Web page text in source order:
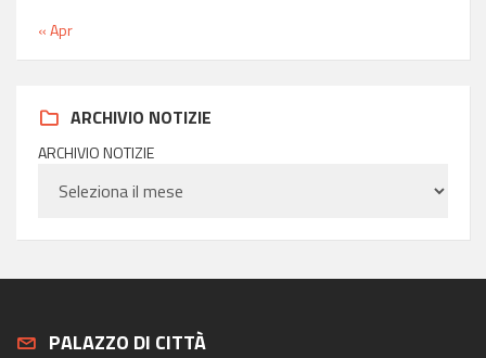
« Apr
ARCHIVIO NOTIZIE
ARCHIVIO NOTIZIE
PALAZZO DI CITTÀ